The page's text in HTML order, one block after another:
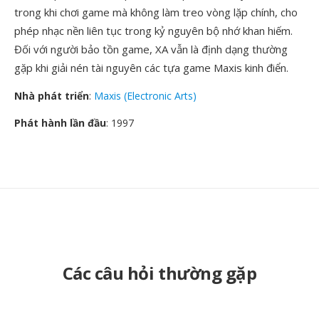
trong khi chơi game mà không làm treo vòng lặp chính, cho
phép nhạc nền liên tục trong kỷ nguyên bộ nhớ khan hiếm.
Đối với người bảo tồn game, XA vẫn là định dạng thường
gặp khi giải nén tài nguyên các tựa game Maxis kinh điển.
Nhà phát triển: Maxis (Electronic Arts)
Phát hành lần đầu: 1997
Các câu hỏi thường gặp